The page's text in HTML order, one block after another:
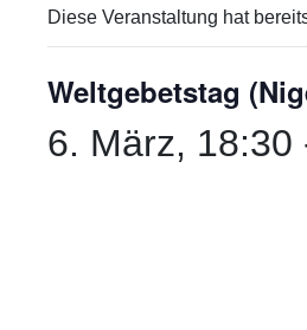
Diese Veranstaltung hat
Weltgebetstag
6. März, 18:30